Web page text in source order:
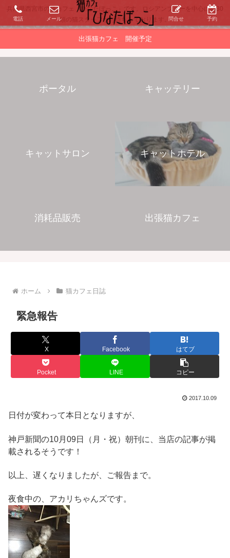
兵庫県西宮市の猫カフェ「ひなたぼっこ」です。ロシアンブルーを中心に約30
頭の猫スタッフがお待ちしております。
出張猫カフェ 開催予定
ポータル キャッテリー
キャットサロン キャットホテル
消耗品販売 出張猫カフェ
ホーム 猫カフェ日誌
緊急報告
X Facebook はてブ
Pocket LINE コピー
2017.10.09
日付が変わって本日となりますが、
神戸新聞の10月09日（月・祝）朝刊に、当店の記事が掲
載されるそうです！
以上、遅くなりましたが、ご報告まで。
夜食中の、アカリちゃんズです。
電話 メール 問合せ 予約